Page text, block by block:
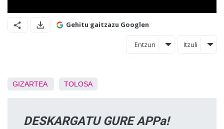
Gehitu gaitzazu Googlen
Entzun Itzuli
GIZARTEA TOLOSA
DESKARGATU GURE APPa!